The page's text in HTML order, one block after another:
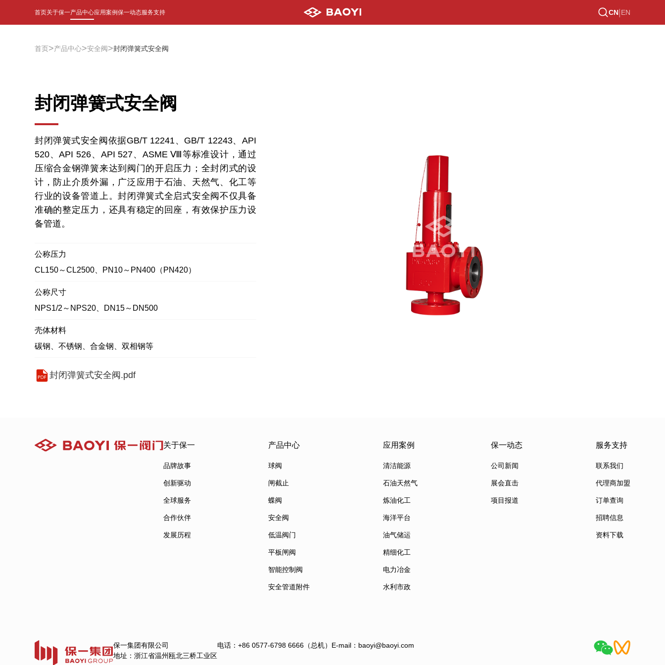
首页关于保一产品中心应用案例保一动态服务支持 CN|EN
首页>产品中心>安全阀>封闭弹簧式安全阀
封闭弹簧式安全阀
封闭弹簧式安全阀依据GB/T 12241、GB/T 12243、API
520、API 526、API 527、ASME Ⅷ等标准设计，通过
压缩合金钢弹簧来达到阀门的开启压力；全封闭式的设
计，防止介质外漏，广泛应用于石油、天然气、化工等
行业的设备管道上。封闭弹簧式全启式安全阀不仅具备
准确的整定压力，还具有稳定的回座，有效保护压力设
备管道。
公称压力
CL150～CL2500、PN10～PN400（PN420）
公称尺寸
NPS1/2～NPS20、DN15～DN500
壳体材料
碳钢、不锈钢、合金钢、双相钢等
封闭弹簧式安全阀.pdf
关于保一
品牌故事
创新驱动
全球服务
合作伙伴
发展历程
产品中心
球阀
闸截止
蝶阀
安全阀
低温阀门
平板闸阀
智能控制阀
安全管道附件
应用案例
清洁能源
石油天然气
炼油化工
海洋平台
油气储运
精细化工
电力冶金
水利市政
保一动态
公司新闻
展会直击
项目报道
服务支持
联系我们
代理商加盟
订单查询
招聘信息
资料下载
保一集团有限公司
地址：浙江省温州瓯北三桥工业区
电话：+86 0577-6798 6666（总机） E-mail：baoyi@baoyi.com